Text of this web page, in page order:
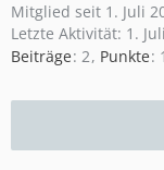
Mitglied seit 1. Juli
Letzte Aktivität: 1.
Beiträge 2 Punkte